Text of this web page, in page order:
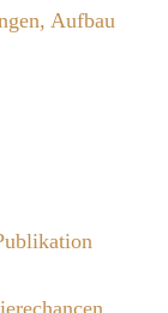
Aufbau